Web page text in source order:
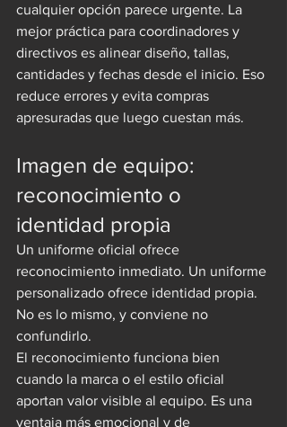
cualquier opción parece urgente. La
mejor práctica para coordinadores y
directivos es alinear diseño, tallas,
cantidades y fechas desde el inicio. Eso
reduce errores y evita compras
apresuradas que luego cuestan más.
Imagen de equipo:
reconocimiento o
identidad propia
Un uniforme oficial ofrece
reconocimiento inmediato. Un uniforme
personalizado ofrece identidad propia.
No es lo mismo, y conviene no
confundirlo.
El reconocimiento funciona bien
cuando la marca o el estilo oficial
aportan valor visible al equipo. Es una
ventaja más emocional y de